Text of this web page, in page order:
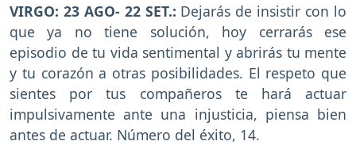
VIRGO: 23 AGO- 22 SET.: Dejarás de insistir con lo
que ya no tiene solución, hoy cerrarás ese
episodio de tu vida sentimental y abrirás tu mente
y tu corazón a otras posibilidades. El respeto que
sientes por tus compañeros te hará actuar
impulsivamente ante una injusticia, piensa bien
antes de actuar. Número del éxito, 14.